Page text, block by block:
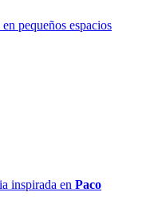
pequeños espacios
inspirada en Paco